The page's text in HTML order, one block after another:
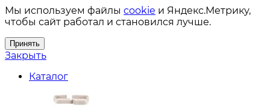
Мы используем файлы cookie и Яндекс.Метрику,
чтобы сайт работал и становился лучше.
Принять
Закрыть
Каталог